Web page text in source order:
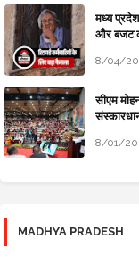
मध्य प्रदेश
और बजट
8/04/
सीएम
8/01/
MADHYA PRADESH